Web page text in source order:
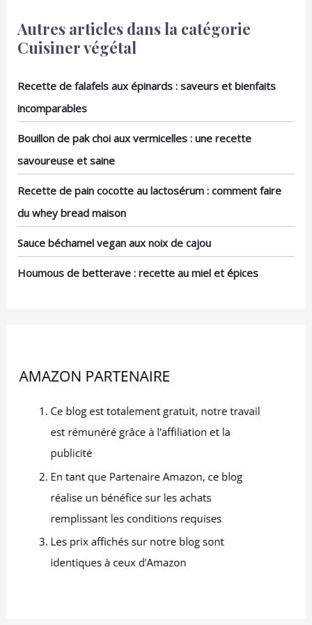
: Emblématique du
savoir-faire français,
cuisiniers depuis plus de
céramique pour le four
œnologiques.
motif raffiné de grains
de sésame, ajoutant une
parfait pour des
POLYVALENCE
four est parfait pour une
variété de plats, allant
et gâteaux, ce qui en fait
un incontournable dans
toute cuisine SERVICE
par nos équipes
pas à nous contacter
pour toute information
complémentaire.
Autres articles dans la catégorie
Cuisiner végétal
Recette de falafels aux épinards : saveurs et bienfaits
incomparables
Bouillon de pak choi aux vermicelles : une recette
savoureuse et saine
Recette de pain cocotte au lactosérum : comment faire
du whey bread maison
Sauce béchamel vegan aux noix de cajou
Houmous de betterave : recette au miel et épices